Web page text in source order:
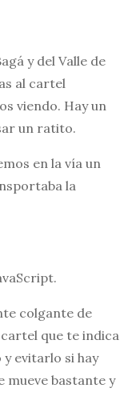
y del Valle de
al cartel
viendo. Hay un
un ratito.
en la vía un
la
colgante de
que te indica
y evitarlo si hay
mueve bastante y